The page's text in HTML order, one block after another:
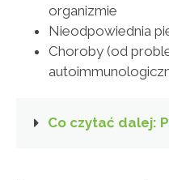
organizmie
Nieodpowiednia
Choroby (od
Co czytać dalej: